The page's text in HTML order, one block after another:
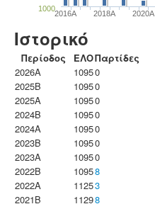
2016A 2018A 2020A
1000
Ιστορικό
Περίοδος ΕΛΟΠαρτίδες
2026A
10950
2025B
10950
2025A
10950
2024B
10950
2024A
10950
2023B
10950
2023Α
10950
2022B
10958
2022A
11253
2021B
11298